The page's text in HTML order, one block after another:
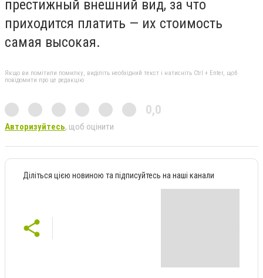
престижный внешний вид, за что
приходится платить — их стоимость
самая высокая.
Якщо ви помітили помилку, виділіть необхідний текст і натисніть Ctrl + Enter, щоб
повідомити про це редакцію
0,0
Авторизуйтесь, щоб оцінити
Діліться цією новиною та підписуйтесь на наші канали